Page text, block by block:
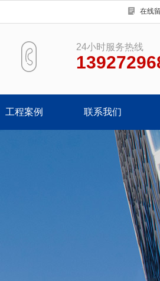
在线
24小时服务热线
工程案例 联系我们